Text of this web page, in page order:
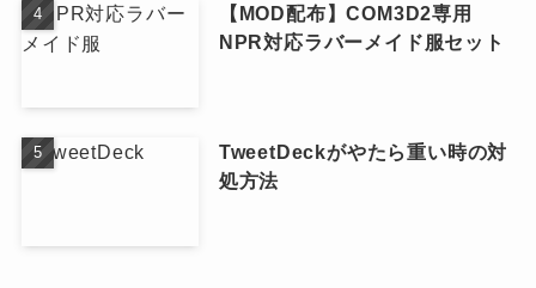
【MOD配布】COM3D2専用
NPR対応ラバーメイド服セット
TweetDeckがやたら重い時の対
処方法